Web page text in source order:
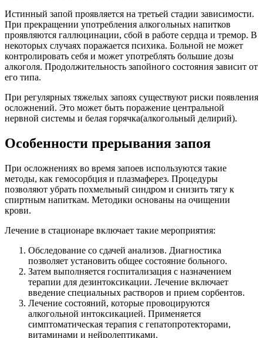
Истинный запой проявляется на третьей стадии зависимости.
При прекращении употребления алкогольных напитков
проявляются галлюцинации, сбой в работе сердца и тремор. В
некоторых случаях поражается психика. Больной не может
контролировать себя и может употреблять большие дозы
алкоголя. Продолжительность запойного состояния зависит от
его типа.
При регулярных тяжелых запоях существуют риски появления
осложнений. Это может быть поражение центральной
нервной системы и белая горячка(алкогольный делирий).
Особенности прерывания запоя
При осложнениях во время запоев используются такие
методы, как гемосорбция и плазмаферез. Процедуры
позволяют убрать похмельный синдром и снизить тягу к
спиртным напиткам. Методики основаны на очищении
крови.
Лечение в стационаре включает такие мероприятия:
Обследование со сдачей анализов. Диагностика
позволяет установить общее состояние больного.
Затем выполняется госпитализация с назначением
терапии для дезинтоксикации. Лечение включает
введение специальных растворов и прием сорбентов.
Лечение состояний, которые провоцируются
алкогольной интоксикацией. Применяется
симптоматическая терапия с гепатопротекторами,
витаминами и нейролептиками.